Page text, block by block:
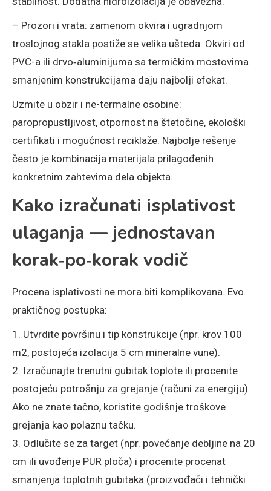
– Prozori i vrata: zamenom okvira i ugradnjom
troslojnog stakla postiže se velika ušteda. Okviri od
PVC-a ili drvo‑aluminijuma sa termičkim mostovima
smanjenim konstrukcijama daju najbolji efekat.
Uzmite u obzir i ne-termalne osobine:
paropropustljivost, otpornost na štetočine, ekološki
certifikati i mogućnost reciklaže. Najbolje rešenje
često je kombinacija materijala prilagođenih
konkretnim zahtevima dela objekta.
Kako izračunati isplativost
ulaganja — jednostavan
korak‑po‑korak vodič
Procena isplativosti ne mora biti komplikovana. Evo
praktičnog postupka:
1. Utvrdite površinu i tip konstrukcije (npr. krov 100
m2, postojeća izolacija 5 cm mineralne vune).
2. Izračunajte trenutni gubitak toplote ili procenite
postojeću potrošnju za grejanje (računi za energiju).
Ako ne znate tačno, koristite godišnje troškove
grejanja kao polaznu tačku.
3. Odlučite se za target (npr. povećanje debljine na 20
cm ili uvođenje PUR ploča) i procenite procenat
smanjenja toplotnih gubitaka (proizvođači i tehnički